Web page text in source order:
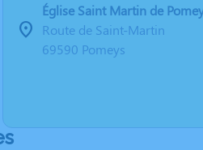
Église Saint Martin de
Route de Saint-Martin
69590 Pomeys